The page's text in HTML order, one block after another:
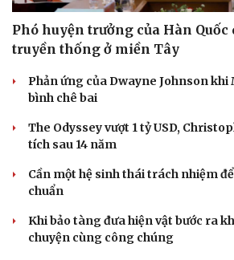
Phó huyện trưởng của Hàn Quốc
truyền thống ở miền Tây
Phản ứng của Dwayne Johnson khi
bình chê bai
The Odyssey vượt 1 tỷ USD,
tích sau 14 năm
Cần một hệ sinh thái trách nhiệm
chuẩn
Khi bảo tàng đưa hiện vật bước ra
chuyện cùng công chúng